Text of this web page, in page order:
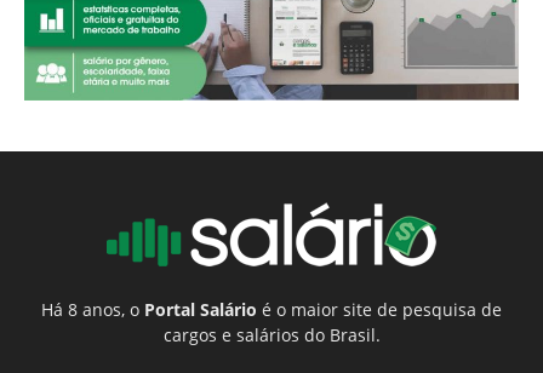
Há 8 anos, o Portal Salário é o maior site de pesquisa de
cargos e salários do Brasil.